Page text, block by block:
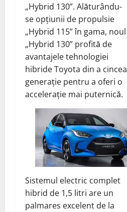
„Hybrid 130”. Alăturându-
se opțiunii de propulsie
„Hybrid 115” în gama, noul
„Hybrid 130” profită de
avantajele tehnologiei
hibride Toyota din a cincea
generație pentru a oferi o
accelerație mai puternică.
Sistemul electric complet
hibrid de 1,5 litri are un
palmares excelent de la